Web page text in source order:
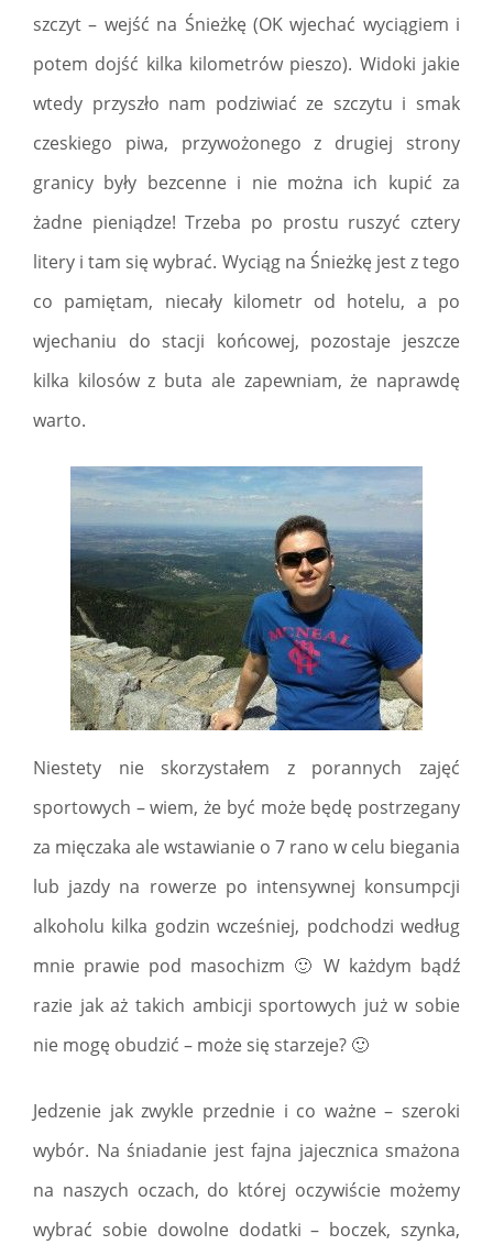
szczyt – wejść na Śnieżkę (OK wjechać wyciągiem i
potem dojść kilka kilometrów pieszo). Widoki jakie
wtedy przyszło nam podziwiać ze szczytu i smak
czeskiego piwa, przywożonego z drugiej strony
granicy były bezcenne i nie można ich kupić za
żadne pieniądze! Trzeba po prostu ruszyć cztery
litery i tam się wybrać. Wyciąg na Śnieżkę jest z tego
co pamiętam, niecały kilometr od hotelu, a po
wjechaniu do stacji końcowej, pozostaje jeszcze
kilka kilosów z buta ale zapewniam, że naprawdę
warto.
Niestety nie skorzystałem z porannych zajęć
sportowych – wiem, że być może będę postrzegany
za mięczaka ale wstawianie o 7 rano w celu biegania
lub jazdy na rowerze po intensywnej konsumpcji
alkoholu kilka godzin wcześniej, podchodzi według
mnie prawie pod masochizm 🙂 W każdym bądź
razie jak aż takich ambicji sportowych już w sobie
nie mogę obudzić – może się starzeje? 🙂
Jedzenie jak zwykle przednie i co ważne – szeroki
wybór. Na śniadanie jest fajna jajecznica smażona
na naszych oczach, do której oczywiście możemy
wybrać sobie dowolne dodatki – boczek, szynka,